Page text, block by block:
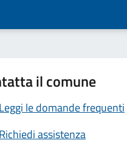
il comune
le domande frequenti
assistenza